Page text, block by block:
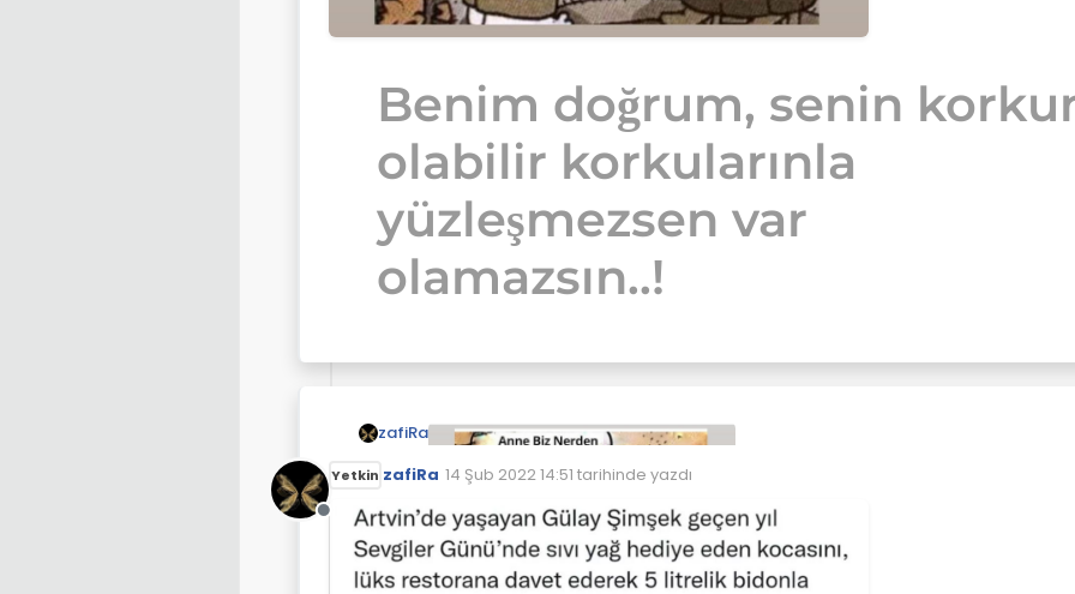
Benim doğrum, senin
olabilir korkularınla
yüzleşmezsen var
olamazsın..!
zafiRa
Çevrimdışı
Yetkin zafiRa 14 Şub 2022 14:51 tarihinde yazdı
Son düzenleyen: